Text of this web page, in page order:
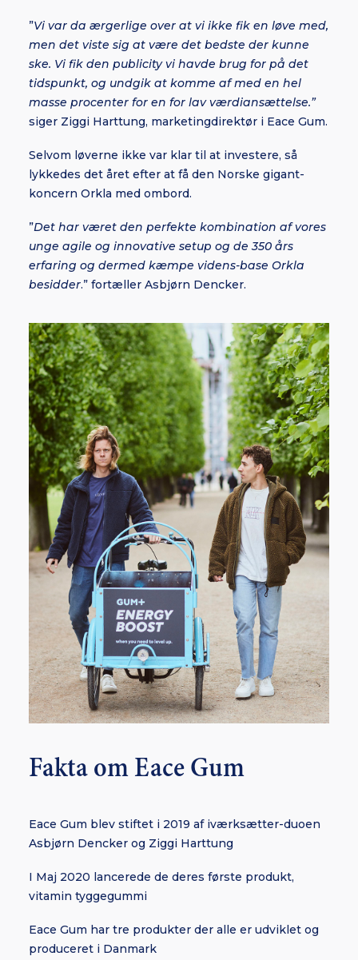
”Vi var da ærgerlige over at vi ikke fik en løve med,
men det viste sig at være det bedste der kunne
ske. Vi fik den publicity vi havde brug for på det
tidspunkt, og undgik at komme af med en hel
masse procenter for en for lav værdiansættelse.”
siger Ziggi Harttung, marketingdirektør i Eace Gum.
Selvom løverne ikke var klar til at investere, så
lykkedes det året efter at få den Norske gigant-
koncern Orkla med ombord.
”Det har været den perfekte kombination af vores
unge agile og innovative setup og de 350 års
erfaring og dermed kæmpe videns-base Orkla
besidder.” fortæller Asbjørn Dencker.
Fakta om Eace Gum
Eace Gum blev stiftet i 2019 af iværksætter-duoen
Asbjørn Dencker og Ziggi Harttung
I Maj 2020 lancerede de deres første produkt,
vitamin tyggegummi
Eace Gum har tre produkter der alle er udviklet og
produceret i Danmark